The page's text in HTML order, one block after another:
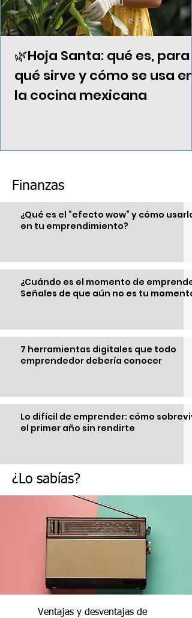
🌿Hoja Santa: qué es, para
qué sirve y cómo se usa en
la cocina mexicana
Finanzas
¿Qué es el “efecto wow” y cómo usarlo
en tu emprendimiento?
¿Cuándo es el momento de
Señales de que aún no es tu momento
7 herramientas digitales que todo
emprendedor debería conocer
Lo difícil de emprender: cómo
el primer año sin rendirte
¿Lo sabías?
Ventajas y desventajas de